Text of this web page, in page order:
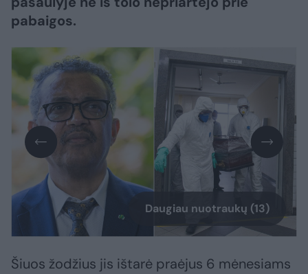
pabaigos.
Daugiau nuotraukų (13)
Šiuos žodžius jis ištarė praėjus 6 mėnesiams